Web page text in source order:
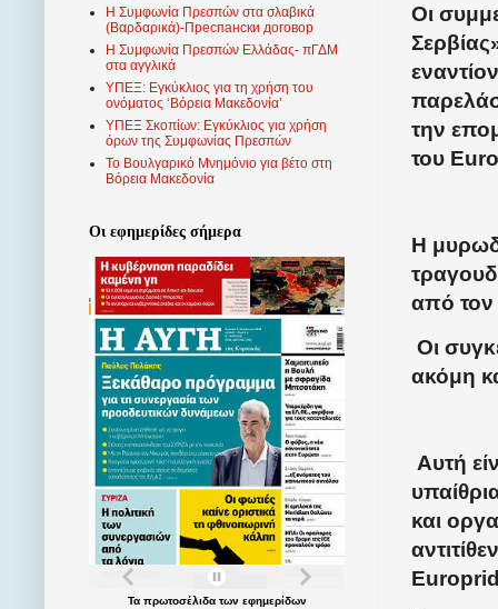
Οι
την
του
Η
από τον
Οι
ακόμη
Αυτή
και
Η Συμφωνία Πρεσπών στα σλαβικά
(Βαρδαρικά)-Преспански договор
Η Συμφωνία Πρεσπών Ελλάδας- πΓΔΜ
στα αγγλικά
ΥΠΕΞ: Εγκύκλιος για τη χρήση του
ονόματος ‘Βόρεια Μακεδονία’
ΥΠΕΞ Σκοπίων: Εγκύκλιος για χρήση
όρων της Συμφωνίας Πρεσπών
Το Βουλγαρικό Μνημόνιο για βέτο στη
Βόρεια Μακεδονία
Οι εφημερίδες σήμερα
Τα πρωτοσέλιδατων εφημερίδων